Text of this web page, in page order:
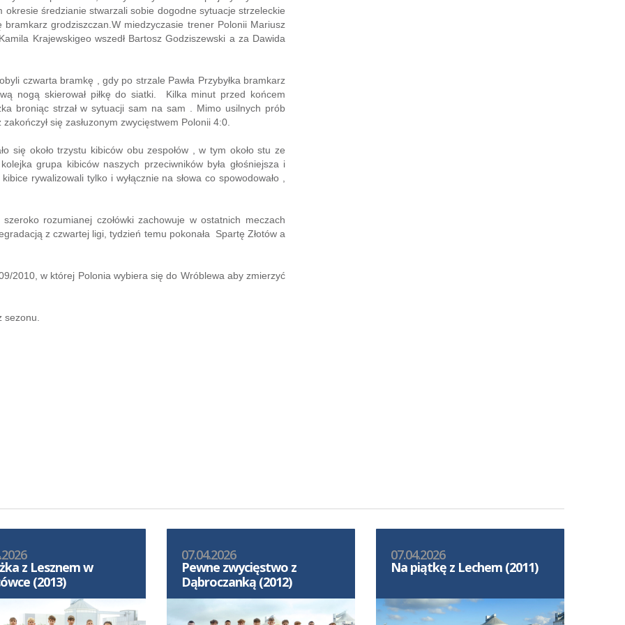
średzianie stwarzali sobie dogodne sytuacje strzeleckie
grodziszczan.W miedzyczasie trener Polonii Mariusz
Krajewskigeo wszedł Bartosz Godziszewski a za Dawida
czwarta bramkę , gdy po strzale Pawła Przybyłka bramkarz
nogą skierował piłkę do siatki. Kilka minut przed końcem
broniąc strzał w sytuacji sam na sam . Mimo usilnych prób
się zasłuzonym zwycięstwem Polonii 4:0.
się około trzystu kibiców obu zespołów , w tym około stu ze
grupa kibiców naszych przeciwników była głośniejsza i
rywalizowali tylko i wyłącznie na słowa co spowodowało ,
rozumianej czołówki zachowuje w ostatnich meczach
z czwartej ligi, tydzień temu pokonała Spartę Złotów a
2010, w której Polonia wybiera się do Wróblewa aby zmierzyć
z Lesznem w
(2013)
07.04.2026
Pewne zwycięstwo z
Dąbroczanką (2012)
07.04.2026
Na piątkę z Lechem (2011)